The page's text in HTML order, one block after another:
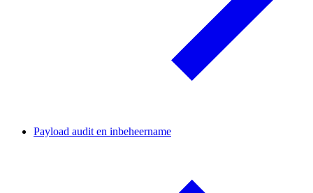
Payload audit en inbeheername